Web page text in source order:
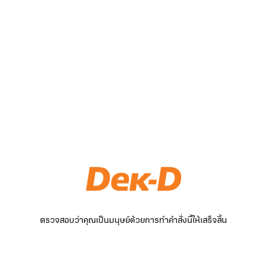
ตรวจสอบว่าคุณเป็นมนุษย์ด้วยการทำคำสั่งนี้ให้เสร็จสิ้น